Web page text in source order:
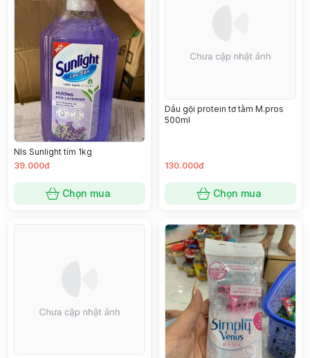
Nls Sunlight tím 1kg
39.000đ
Chọn mua
Dầu gội protein tơ tằm M.pros
500ml
130.000đ
Chọn mua